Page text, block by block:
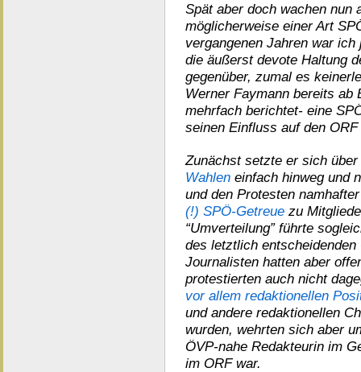
Spät aber doch wachen nun
möglicherweise einer Art
vergangenen Jahren war
die äußerst devote Haltung
gegenüber, zumal es
Werner Faymann bereits ab
mehrfach berichtet- eine
seinen Einfluss auf den
Zunächst setzte er sich
Wahlen einfach hinweg und
und den Protesten
(!) SPÖ-Getreue zu
“Umverteilung” führte
des letztlich entscheidenden
Journalisten hatten aber
protestierten auch nicht
vor allem redaktionellen
und andere redaktionellen
wurden, wehrten sich aber
ÖVP-nahe Redakteurin im
im ORF war.